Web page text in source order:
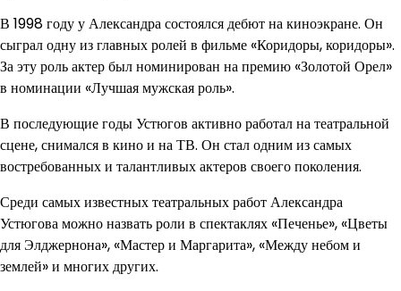
В 1998 году у Александра состоялся дебют на киноэкране. Он
сыграл одну из главных ролей в фильме «Коридоры, коридоры».
За эту роль актер был номинирован на премию «Золотой Орел»
в номинации «Лучшая мужская роль».
В последующие годы Устюгов активно работал на театральной
сцене, снимался в кино и на ТВ. Он стал одним из самых
востребованных и талантливых актеров своего поколения.
Среди самых известных театральных работ Александра
Устюгова можно назвать роли в спектаклях «Печенье», «Цветы
для Элджернона», «Мастер и Маргарита», «Между небом и
землей» и многих других.